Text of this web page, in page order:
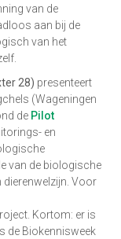
van de
aan bij de
van het
28) presenteert
(Wageningen
de Pilot
en
van de biologische
Voor
Kortom: er is
de Biokennisweek